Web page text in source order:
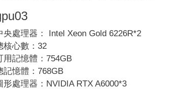
央處理器： Intel Xeon Gold 6226R*2
核心數：32
用記憶體：754GB
記憶體：768GB
形處理器：NVIDIA RTX A6000*3